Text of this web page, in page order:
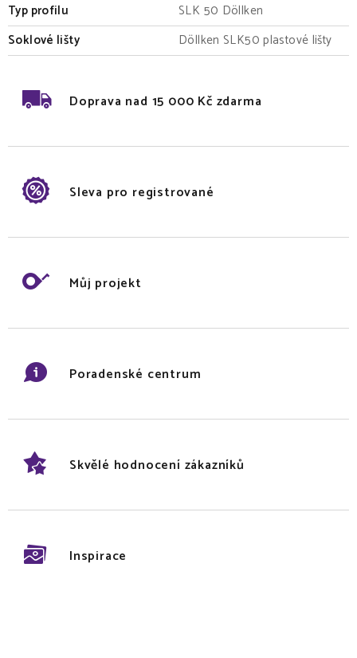
Typ profilu
SLK 50 Döllken
Soklové lišty
Döllken SLK50 plastové lišty
Doprava nad 15 000 Kč zdarma
Sleva pro registrované
Můj projekt
Poradenské centrum
Skvělé hodnocení zákazníků
Inspirace